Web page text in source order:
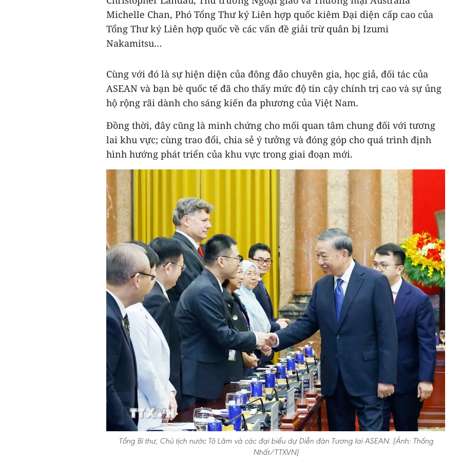
Michelle Chan, Phó Tổng Thư ký Liên hợp quốc kiêm Đại diện cấp cao của
Tổng Thư ký Liên hợp quốc về các vấn đề giải trừ quân bị Izumi
Nakamitsu…
Cùng với đó là sự hiện diện của đông đảo chuyên gia, học giả, đối tác của
ASEAN và bạn bè quốc tế đã cho thấy mức độ tin cậy chính trị cao và sự ủng
hộ rộng rãi dành cho sáng kiến đa phương của Việt Nam.
Đồng thời, đây cũng là minh chứng cho mối quan tâm chung đối với tương
lai khu vực; cùng trao đổi, chia sẻ ý tưởng và đóng góp cho quá trình định
hình hướng phát triển của khu vực trong giai đoạn mới.
Tổng Bí thư, Chủ tịch nước Tô Lâm và các đại biểu dự Diễn đàn Tương lai ASEAN. (Ảnh: Thống
Nhất/TTXVN)